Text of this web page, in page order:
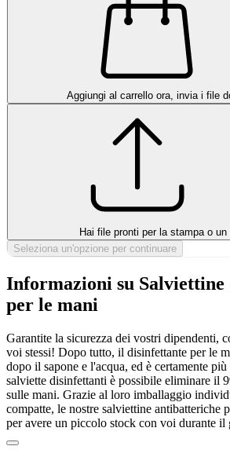
Aggiungi al carrello ora, invia i file
Hai file pronti per la stampa o un
Seleziona un'opzione per continuare
Informazioni su
per le mani
Garantite la sicurezza dei vostri dipendenti,
voi stessi! Dopo tutto, il disinfettante per le
dopo il sapone e l'acqua, ed è certamente
salviette disinfettanti è possibile eliminare il
sulle mani. Grazie al loro imballaggio
compatte, le nostre salviettine antibatteriche
per avere un piccolo stock con voi durante il